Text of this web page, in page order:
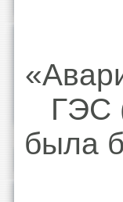
ГЭС
была